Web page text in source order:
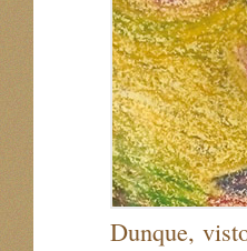
Dunque,